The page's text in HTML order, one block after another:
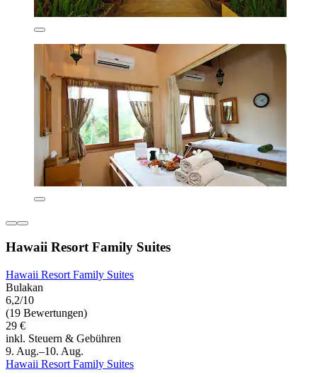
Hawaii Resort Family Suites
Hawaii Resort Family Suites
Bulakan
6,2/10
(19 Bewertungen)
29 €
inkl. Steuern & Gebühren
9. Aug.–10. Aug.
Hawaii Resort Family Suites